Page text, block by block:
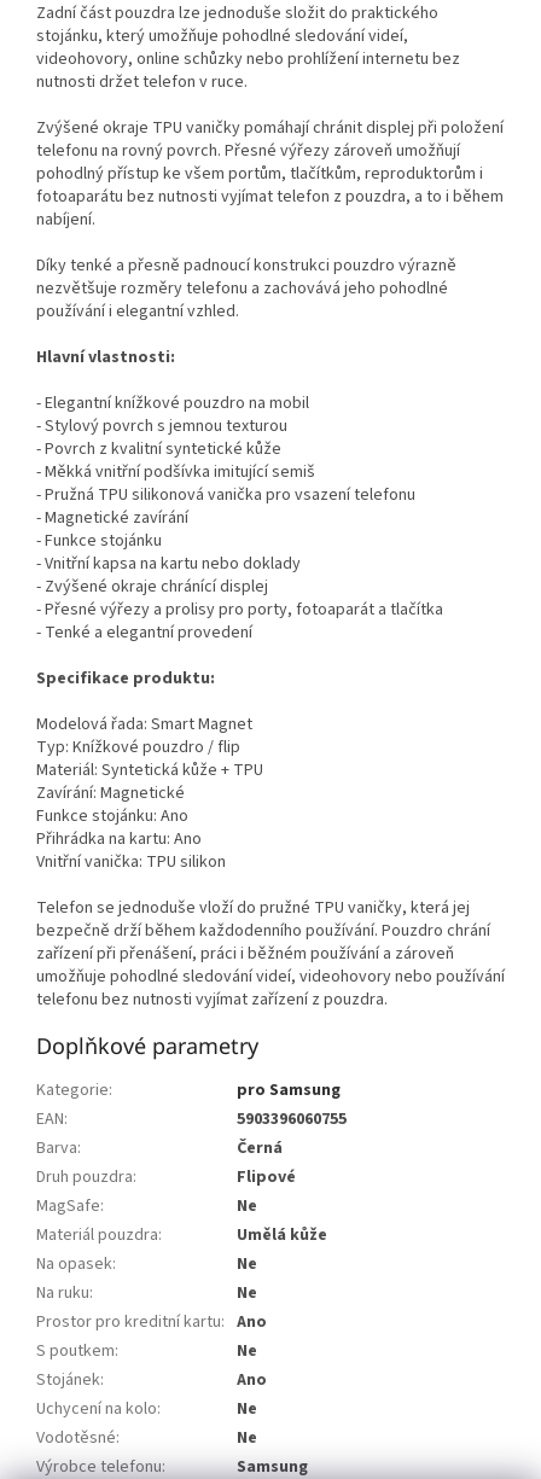
Zadní část pouzdra lze jednoduše složit do praktického
stojánku, který umožňuje pohodlné sledování videí,
videohovory, online schůzky nebo prohlížení internetu bez
nutnosti držet telefon v ruce.
Zvýšené okraje TPU vaničky pomáhají chránit displej při položení
telefonu na rovný povrch. Přesné výřezy zároveň umožňují
pohodlný přístup ke všem portům, tlačítkům, reproduktorům i
fotoaparátu bez nutnosti vyjímat telefon z pouzdra, a to i během
nabíjení.
Díky tenké a přesně padnoucí konstrukci pouzdro výrazně
nezvětšuje rozměry telefonu a zachovává jeho pohodlné
používání i elegantní vzhled.
Hlavní vlastnosti:
- Elegantní knížkové pouzdro na mobil
- Stylový povrch s jemnou texturou
- Povrch z kvalitní syntetické kůže
- Měkká vnitřní podšívka imitující semiš
- Pružná TPU silikonová vanička pro vsazení telefonu
- Magnetické zavírání
- Funkce stojánku
- Vnitřní kapsa na kartu nebo doklady
- Zvýšené okraje chránící displej
- Přesné výřezy a prolisy pro porty, fotoaparát a tlačítka
- Tenké a elegantní provedení
Specifikace produktu:
Modelová řada: Smart Magnet
Typ: Knížkové pouzdro / flip
Materiál: Syntetická kůže + TPU
Zavírání: Magnetické
Funkce stojánku: Ano
Přihrádka na kartu: Ano
Vnitřní vanička: TPU silikon
Telefon se jednoduše vloží do pružné TPU vaničky, která jej
bezpečně drží během každodenního používání. Pouzdro chrání
zařízení při přenášení, práci i běžném používání a zároveň
umožňuje pohodlné sledování videí, videohovory nebo používání
telefonu bez nutnosti vyjímat zařízení z pouzdra.
Doplňkové parametry
Kategorie:
pro Samsung
EAN:
5903396060755
Barva:
Černá
Druh pouzdra:
Flipové
MagSafe:
Ne
Materiál pouzdra:
Umělá kůže
Na opasek:
Ne
Na ruku:
Ne
Prostor pro kreditní kartu: Ano
S poutkem:
Ne
Stojánek:
Ano
Uchycení na kolo:
Ne
Vodotěsné:
Ne
Výrobce telefonu: Samsung